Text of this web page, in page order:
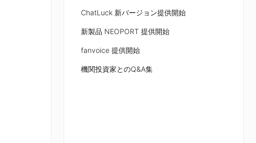
ChatLuck 新バージョン提供開始
新製品 NEOPORT 提供開始
fanvoice 提供開始
機関投資家とのQ&A集